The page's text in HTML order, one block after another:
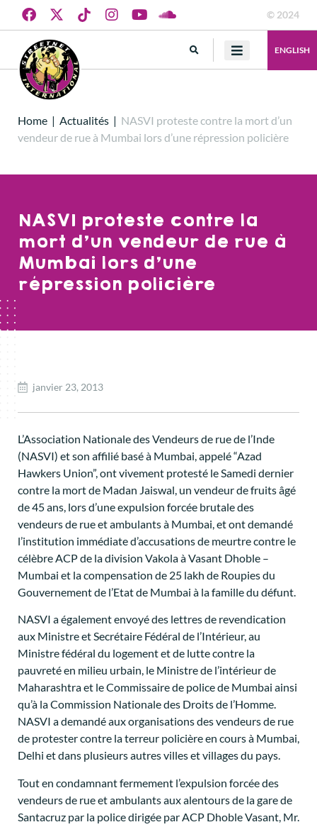
© 2024
ENGLISH
Home | Actualités | NASVI proteste contre la mort d’un
vendeur de rue à Mumbai lors d’une répression policière
NASVI proteste contre la
mort d’un vendeur de rue à
Mumbai lors d’une
répression policière
janvier 23, 2013
L’Association Nationale des Vendeurs de rue de l’Inde
(NASVI) et son affilié basé à Mumbai, appelé “Azad
Hawkers Union”, ont vivement protesté le Samedi dernier
contre la mort de Madan Jaiswal, un vendeur de fruits âgé
de 45 ans, lors d’une expulsion forcée brutale des
vendeurs de rue et ambulants à Mumbai, et ont demandé
l’institution immédiate d’accusations de meurtre contre le
célèbre ACP de la division Vakola à Vasant Dhoble –
Mumbai et la compensation de 25 lakh de Roupies du
Gouvernement de l’Etat de Mumbai à la famille du défunt.
NASVI a également envoyé des lettres de revendication
aux Ministre et Secrétaire Fédéral de l’Intérieur, au
Ministre fédéral du logement et de lutte contre la
pauvreté en milieu urbain, le Ministre de l’intérieur de
Maharashtra et le Commissaire de police de Mumbai ainsi
qu’à la Commission Nationale des Droits de l’Homme.
NASVI a demandé aux organisations des vendeurs de rue
de protester contre la terreur policière en cours à Mumbai,
Delhi et dans plusieurs autres villes et villages du pays.
Tout en condamnant fermement l’expulsion forcée des
vendeurs de rue et ambulants aux alentours de la gare de
Santacruz par la police dirigée par ACP Dhoble Vasant, Mr.